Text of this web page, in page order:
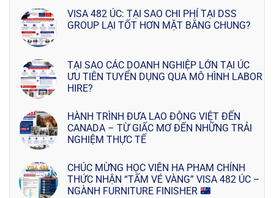
VISA 482 ÚC: TẠI SAO CHI PHÍ TẠI DSS
GROUP LẠI TỐT HƠN MẶT BẰNG CHUNG?
TẠI SAO CÁC DOANH NGHIỆP LỚN TẠI ÚC
ƯU TIÊN TUYỂN DỤNG QUA MÔ HÌNH LABOR
HIRE?
HÀNH TRÌNH ĐƯA LAO ĐỘNG VIỆT ĐẾN
CANADA – TỪ GIẤC MƠ ĐẾN NHỮNG TRẢI
NGHIỆM THỰC TẾ
CHÚC MỪNG HỌC VIÊN HA PHAM CHÍNH
THỨC NHẬN “TẤM VÉ VÀNG” VISA 482 ÚC –
NGÀNH FURNITURE FINISHER